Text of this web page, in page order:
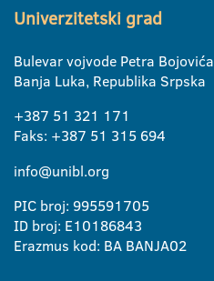
Univerzitetski grad
Bulevar vojvode Petra Bojovića
Banja Luka, Republika Srpska
+387 51 321 171
Faks: +387 51 315 694
info@unibl.org
PIC broj: 995591705
ID broj: E10186843
Erazmus kod: BA BANJA02